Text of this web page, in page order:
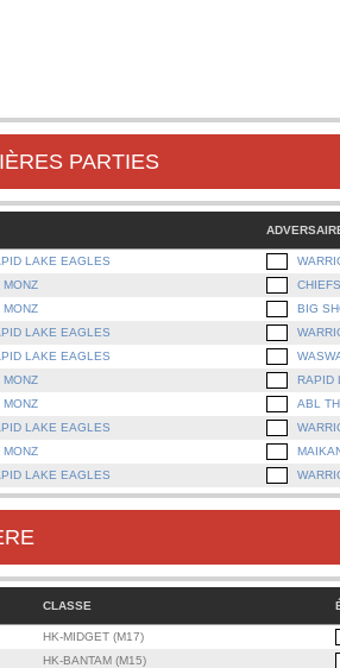
PARTIES
LAKE EAGLES
MONZ CHIEFS
MONZ BIG
LAKE EAGLES
LAKE EAGLES
MONZ RAPID
MONZ ABL
LAKE EAGLES
MONZ
LAKE EAGLES
CLASSE
HK-MIDGET (M17)
HK-BANTAM (M15)